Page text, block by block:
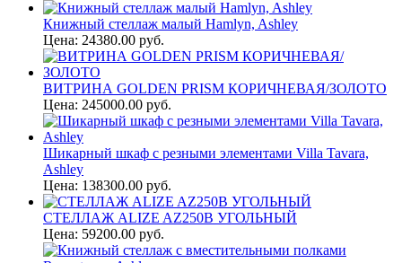
Книжный стеллаж малый Hamlyn, Ashley
Цена: 24380.00 руб.
ВИТРИНА GOLDEN PRISM КОРИЧНЕВАЯ/ЗОЛОТО
Цена: 245000.00 руб.
Шикарный шкаф с резными элементами Villa Tavara,
Ashley
Цена: 138300.00 руб.
СТЕЛЛАЖ ALIZE AZ250B УГОЛЬНЫЙ
Цена: 59200.00 руб.